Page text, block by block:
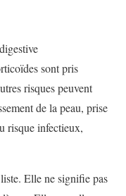
sont pris
risques peuvent
de la peau, prise
risque infectieux,
Elle ne signifie pas